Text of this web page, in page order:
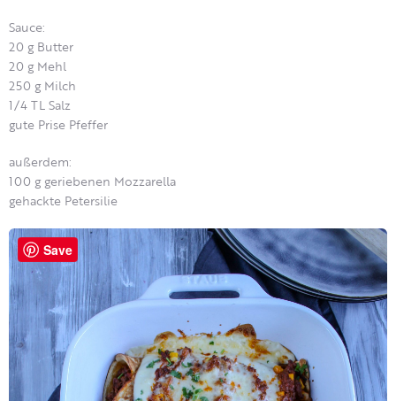
Sauce:
20 g Butter
20 g Mehl
250 g Milch
1/4 TL Salz
gute Prise Pfeffer
außerdem:
100 g geriebenen Mozzarella
gehackte Petersilie
Save